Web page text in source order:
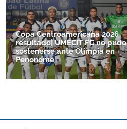
Copa Centroamericana 2026
resultado| UMECIT FC no pudo
sostenerse ante Olimpia en
Penonomé